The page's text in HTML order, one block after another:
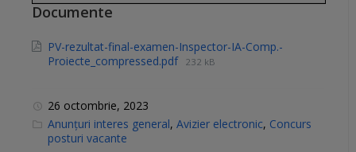
Documente
PV-rezultat-final-examen-Inspector-IA-Comp.-
Proiecte_compressed.pdf
232 kB
26 octombrie, 2023
C
a
t
Anunțuri interes general, Avizier electronic, Concurs
posturi vacante